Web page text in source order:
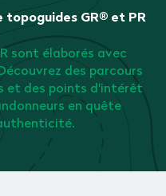
GR® et PR
sont élaborés avec
des parcours
et des points d'intérêt
en quête